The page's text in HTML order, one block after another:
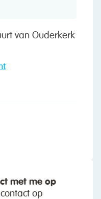
van Ouderkerk
met me op
op